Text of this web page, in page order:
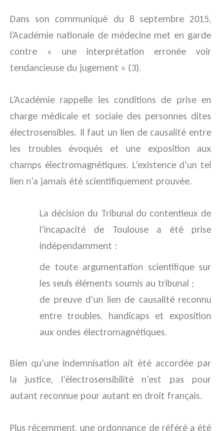
Dans son communiqué du 8 septembre 2015,
l’Académie nationale de médecine met en garde
contre « une interprétation erronée voir
tendancieuse du jugement » (3).
L’Académie rappelle les conditions de prise en
charge médicale et sociale des personnes dites
électrosensibles. Il faut un lien de causalité entre
les troubles évoqués et une exposition aux
champs électromagnétiques. L’existence d’un tel
lien n’a jamais été scientifiquement prouvée.
La décision du Tribunal du contentieux de
l’incapacité de Toulouse a été prise
indépendamment :
de toute argumentation scientifique sur
les seuls éléments soumis au tribunal ;
de preuve d’un lien de causalité reconnu
entre troubles, handicaps et exposition
aux ondes électromagnétiques.
Bien qu’une indemnisation ait été accordée par
la justice, l’électrosensibilité n’est pas pour
autant reconnue pour autant en droit français.
Plus récemment, une ordonnance de référé a été